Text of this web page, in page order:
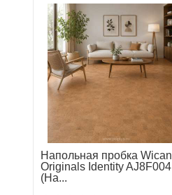
решением для семей с
ухода.
Еще одно важное
деформаций, сохраняя
Преимущества клеевой
натуральное пробковое
высокая
поглощение шума до 53%;
Напольная пробка
Originals Identity AJ8F004
(Ha...